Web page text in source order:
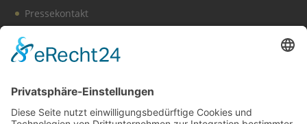
Pressekontakt
Impressum
Cookie-Einstellungen